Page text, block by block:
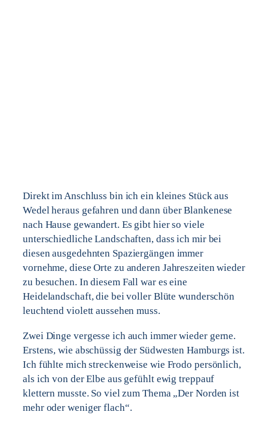
Direkt im Anschluss bin ich ein kleines Stück aus
Wedel heraus gefahren und dann über Blankenese
nach Hause gewandert. Es gibt hier so viele
unterschiedliche Landschaften, dass ich mir bei
diesen ausgedehnten Spaziergängen immer
vornehme, diese Orte zu anderen Jahreszeiten wieder
zu besuchen. In diesem Fall war es eine
Heidelandschaft, die bei voller Blüte wunderschön
leuchtend violett aussehen muss.
Zwei Dinge vergesse ich auch immer wieder gerne.
Erstens, wie abschüssig der Südwesten Hamburgs ist.
Ich fühlte mich streckenweise wie Frodo persönlich,
als ich von der Elbe aus gefühlt ewig treppauf
klettern musste. So viel zum Thema „Der Norden ist
mehr oder weniger flach“.